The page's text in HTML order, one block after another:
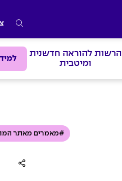
ל
ד
י
ם
הרשות להוראה חדשנית
ומיטבית
#מאמרים מאתר